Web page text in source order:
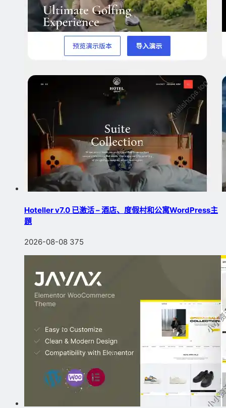
Hoteller v7.0 已激活 – 酒店、度假村和公寓WordPress主
題
2026-08-08 375